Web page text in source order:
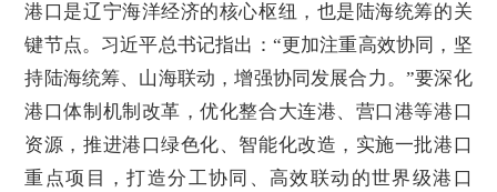
港口是辽宁海洋经济的核心枢纽，也是陆海统筹的关
键节点。习近平总书记指出：“更加注重高效协同，坚
持陆海统筹、山海联动，增强协同发展合力。”要深化
港口体制机制改革，优化整合大连港、营口港等港口
资源，推进港口绿色化、智能化改造，实施一批港口
重点项目，打造分工协同、高效联动的世界级港口